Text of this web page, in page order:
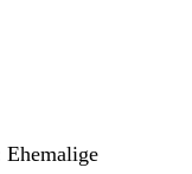
Ehemalige